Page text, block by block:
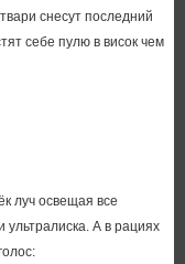
снесут последний
себе пулю в висок чем
луч освещая все
ультралиска. А в рациях